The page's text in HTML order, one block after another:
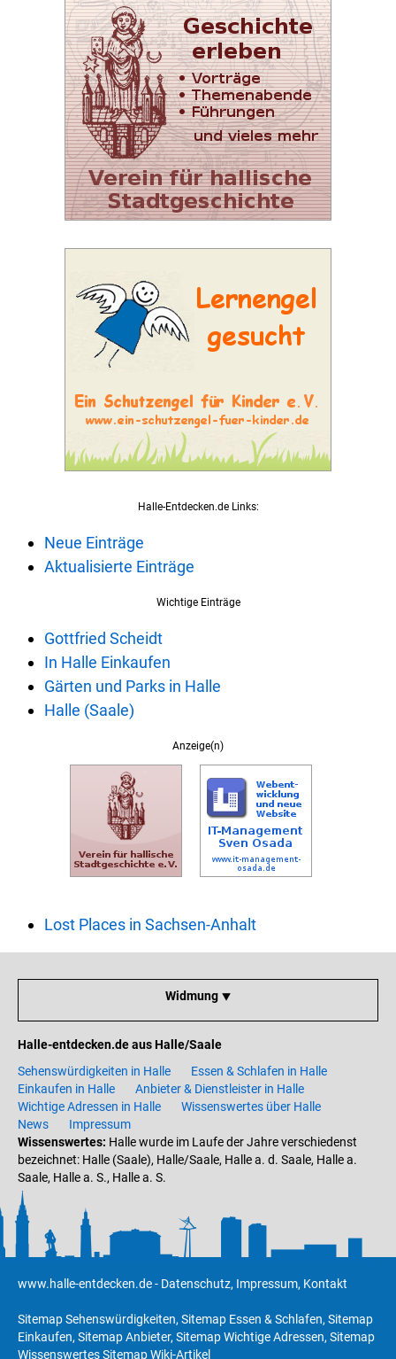
Halle-Entdecken.de Links:
Neue Einträge
Aktualisierte Einträge
Wichtige Einträge
Gottfried Scheidt
In Halle Einkaufen
Gärten und Parks in Halle
Halle (Saale)
Anzeige(n)
Lost Places in Sachsen-Anhalt
Widmung ⯆
Halle-entdecken.de aus Halle/Saale
Sehenswürdigkeiten in Halle
Essen & Schlafen in Halle
Einkaufen in Halle
Anbieter & Dienstleister in Halle
Wichtige Adressen in Halle
Wissenswertes über Halle
News
Impressum
Wissenswertes: Halle wurde im Laufe der Jahre verschiedenst
bezeichnet: Halle (Saale), Halle/Saale, Halle a. d. Saale, Halle a.
Saale, Halle a. S., Halle a. S.
www.halle-entdecken.de- Datenschutz, Impressum, Kontakt
Sitemap Sehenswürdigkeiten, Sitemap Essen & Schlafen, Sitemap
Einkaufen, Sitemap Anbieter, Sitemap Wichtige Adressen, Sitemap
WissenswertesSitemap Wiki-Artikel